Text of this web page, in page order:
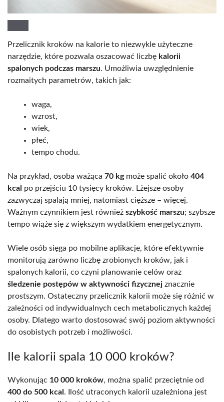
Przelicznik kroków na kalorie to niezwykle użyteczne
narzędzie, które pozwala oszacować liczbę kalorii
spalonych podczas marszu. Umożliwia uwzględnienie
rozmaitych parametrów, takich jak:
waga,
wzrost,
wiek,
płeć,
tempo chodu.
Na przykład, osoba ważąca 70 kgmoże spalić około 404
kcal po przejściu 10 tysięcy kroków. Lżejsze osoby
zazwyczaj spalają mniej, natomiast cięższe – więcej.
Ważnym czynnikiem jest również szybkość marszu; szybsze
tempo wiąże się z większym wydatkiem energetycznym.
Wiele osób sięga po mobilne aplikacje, które efektywnie
monitorują zarówno liczbę zrobionych kroków, jak i
spalonych kalorii, co czyni planowanie celów oraz
śledzenie postępów w aktywności fizycznej znacznie
prostszym. Ostateczny przelicznik kalorii może się różnić w
zależności od indywidualnych cech metabolicznych każdej
osoby. Dlatego warto dostosować swój poziom aktywności
do osobistych potrzeb i możliwości.
Ile kalorii spala 10 000 kroków?
Wykonując 10 000 kroków, można spalić przeciętnie od
400 do 500 kcal . Ilość utraconych kalorii uzależniona jest